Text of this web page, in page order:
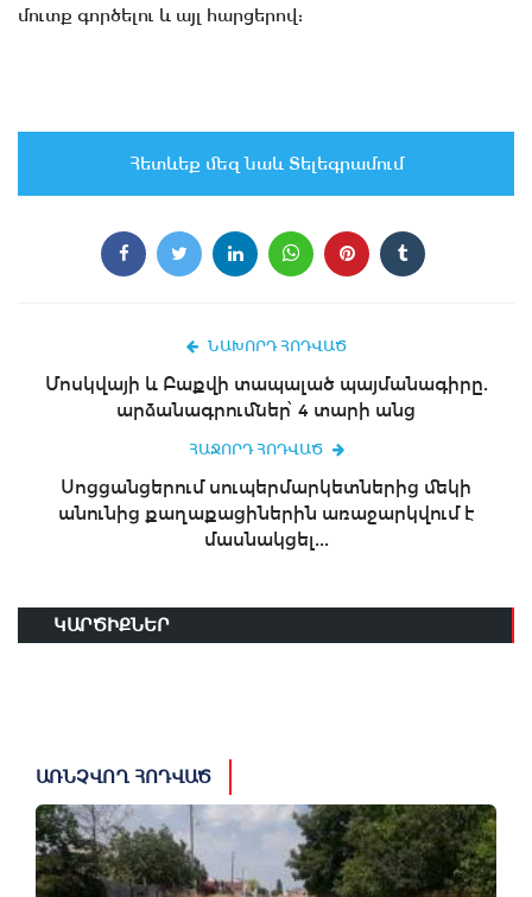
մուտք գործելու և այլ հարցերով:
Հետևեք մեզ նաև Տելեգրամում
ՆԱԽՈՐԴ ՀՈԴՎԱԾ
Մոսկվայի և Բաքվի տապալած պայմանագիրը.
արձանագրումներ՝ 4 տարի անց
ՀԱՋՈՐԴ ՀՈԴՎԱԾ
Սոցցանցերում սուպերմարկետներից մեկի
անունից քաղաքացիներին առաջարկվում է
մասնակցել...
ԿԱՐԾԻՔՆԵՐ
ԱՌՆՉՎՈՂ ՀՈԴՎԱԾ